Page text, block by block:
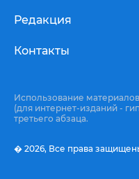
Редакция
Контакты
Использование
(для интернет-изданий -
третьего абзаца.
� 2026, Все права